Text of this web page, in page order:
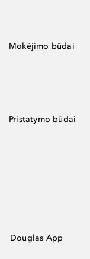
Mokėjimo būdai
Pristatymo būdai
Douglas App